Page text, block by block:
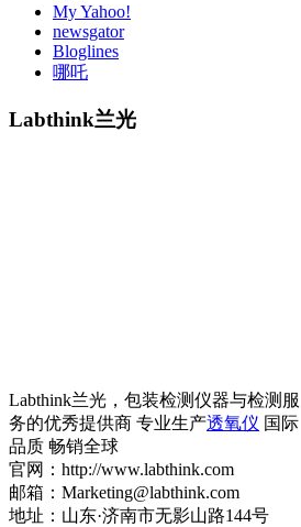
My Yahoo!
newsgator
Bloglines
哪吒
Labthink兰光
Labthink兰光，包装检测仪器与检测服
务的优秀提供商 专业生产透氧仪 国际
品质 畅销全球
官网：http://www.labthink.com
邮箱：Marketing@labthink.com
地址：山东·济南市无影山路144号